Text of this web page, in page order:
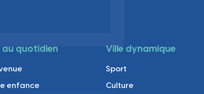
au quotidien
enfance
Ville dynamique
Sport
Culture